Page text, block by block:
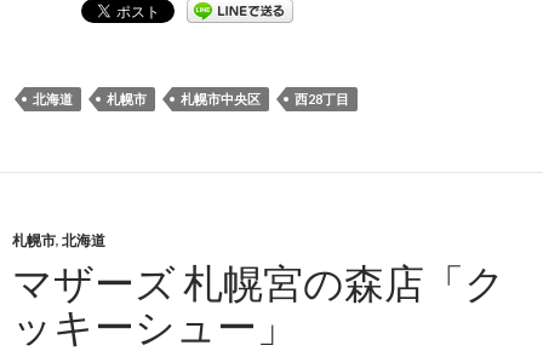
北海道 札幌市 札幌市中央区 西28丁目
札幌市, 北海道
マザーズ 札幌宮の森店「ク
ッキーシュー」